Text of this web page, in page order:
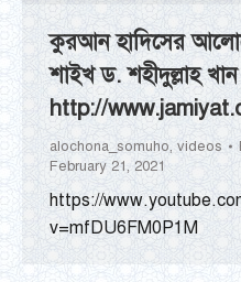
কুরআন হাদিসের
শাইখ ড. শহীদুল্লাহ খান
http://
alochona_somuho, videos
February 21, 2021
https://
v=mfDU6FM0P1M